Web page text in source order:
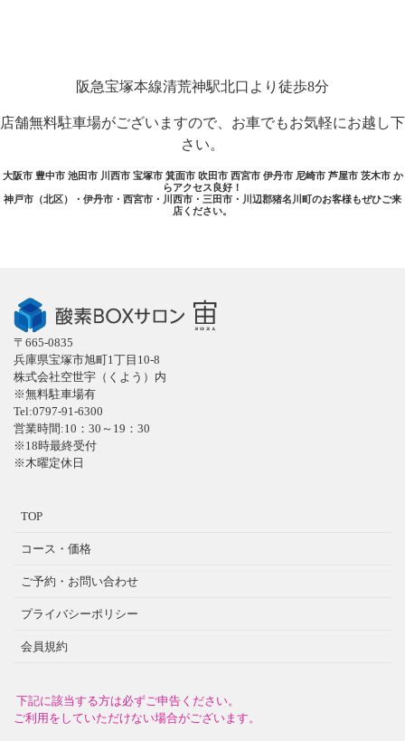
阪急宝塚本線清荒神駅北口より徒歩8分
店舗無料駐車場がございますので、お車でもお気軽にお越し下
さい。
大阪市 豊中市 池田市 川西市 宝塚市 箕面市 吹田市 西宮市 伊丹市 尼崎市 芦屋市 茨木市 か
らアクセス良好！
神戸市（北区）・伊丹市・西宮市・川西市・三田市・川辺郡猪名川町のお客様もぜひご来
店ください。
〒665-0835
兵庫県宝塚市旭町1丁目10-8
株式会社空世宇（くよう）内
※無料駐車場有
Tel:0797-91-6300
営業時間:10：30～19：30
※18時最終受付
※木曜定休日
TOP
コース・価格
ご予約・お問い合わせ
プライバシーポリシー
会員規約
下記に該当する方は必ずご申告ください。
ご利用をしていただけない場合がございます。